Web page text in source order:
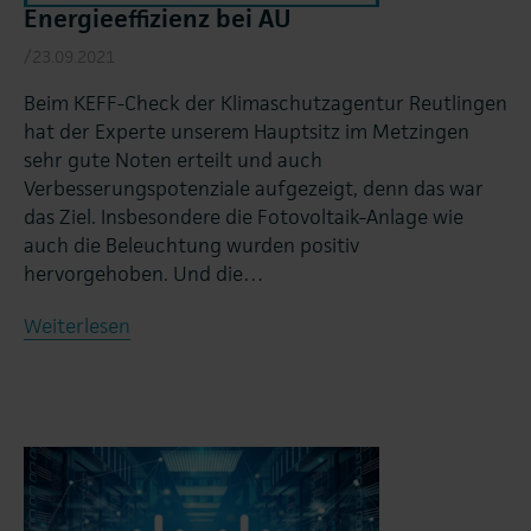
Energieeffizienz bei AU
/23.09.2021
Beim KEFF-Check der Klimaschutzagentur Reutlingen
hat der Experte unserem Hauptsitz im Metzingen
sehr gute Noten erteilt und auch
Verbesserungspotenziale aufgezeigt, denn das war
das Ziel. Insbesondere die Fotovoltaik-Anlage wie
auch die Beleuchtung wurden positiv
hervorgehoben. Und die…
Weiterlesen